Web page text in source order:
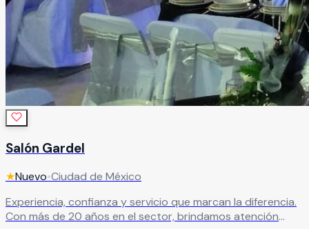
Salón Gardel
★Nuevo•Ciudad de México
Experiencia, confianza y servicio que marcan la diferencia.
Con más de 20 años en el sector, brindamos atención